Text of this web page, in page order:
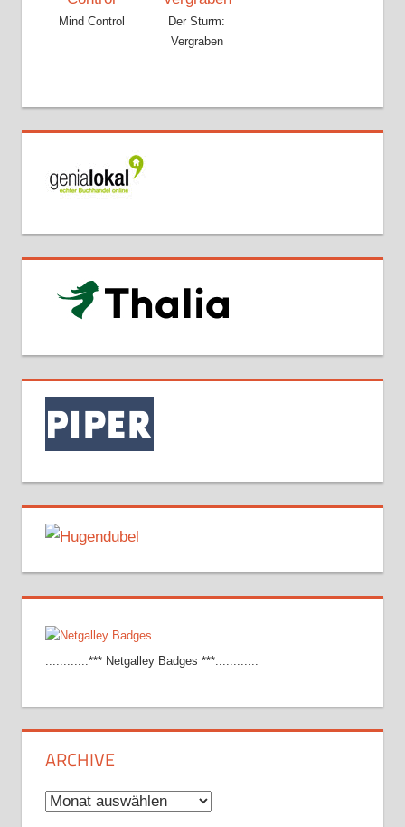
Mind Control
Der Sturm:
Vergraben
............*** Netgalley Badges ***............
ARCHIVE
Archive